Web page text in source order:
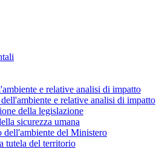
e relative analisi di impatto
e relative analisi di impatto
della legislazione
sicurezza umana
dell'ambiente del Ministero
tutela del territorio